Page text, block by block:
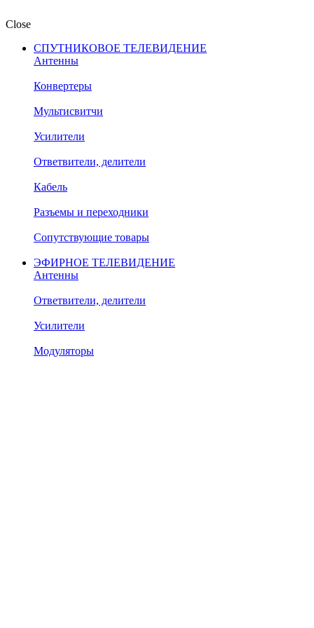
Close
СПУТНИКОВОЕ ТЕЛЕВИДЕНИЕ
Антенны
Конвертеры
Мультисвитчи
Усилители
Ответвители, делители
Кабель
Разъемы и переходники
Сопутствующие товары
ЭФИРНОЕ ТЕЛЕВИДЕНИЕ
Антенны
Ответвители, делители
Усилители
Модуляторы